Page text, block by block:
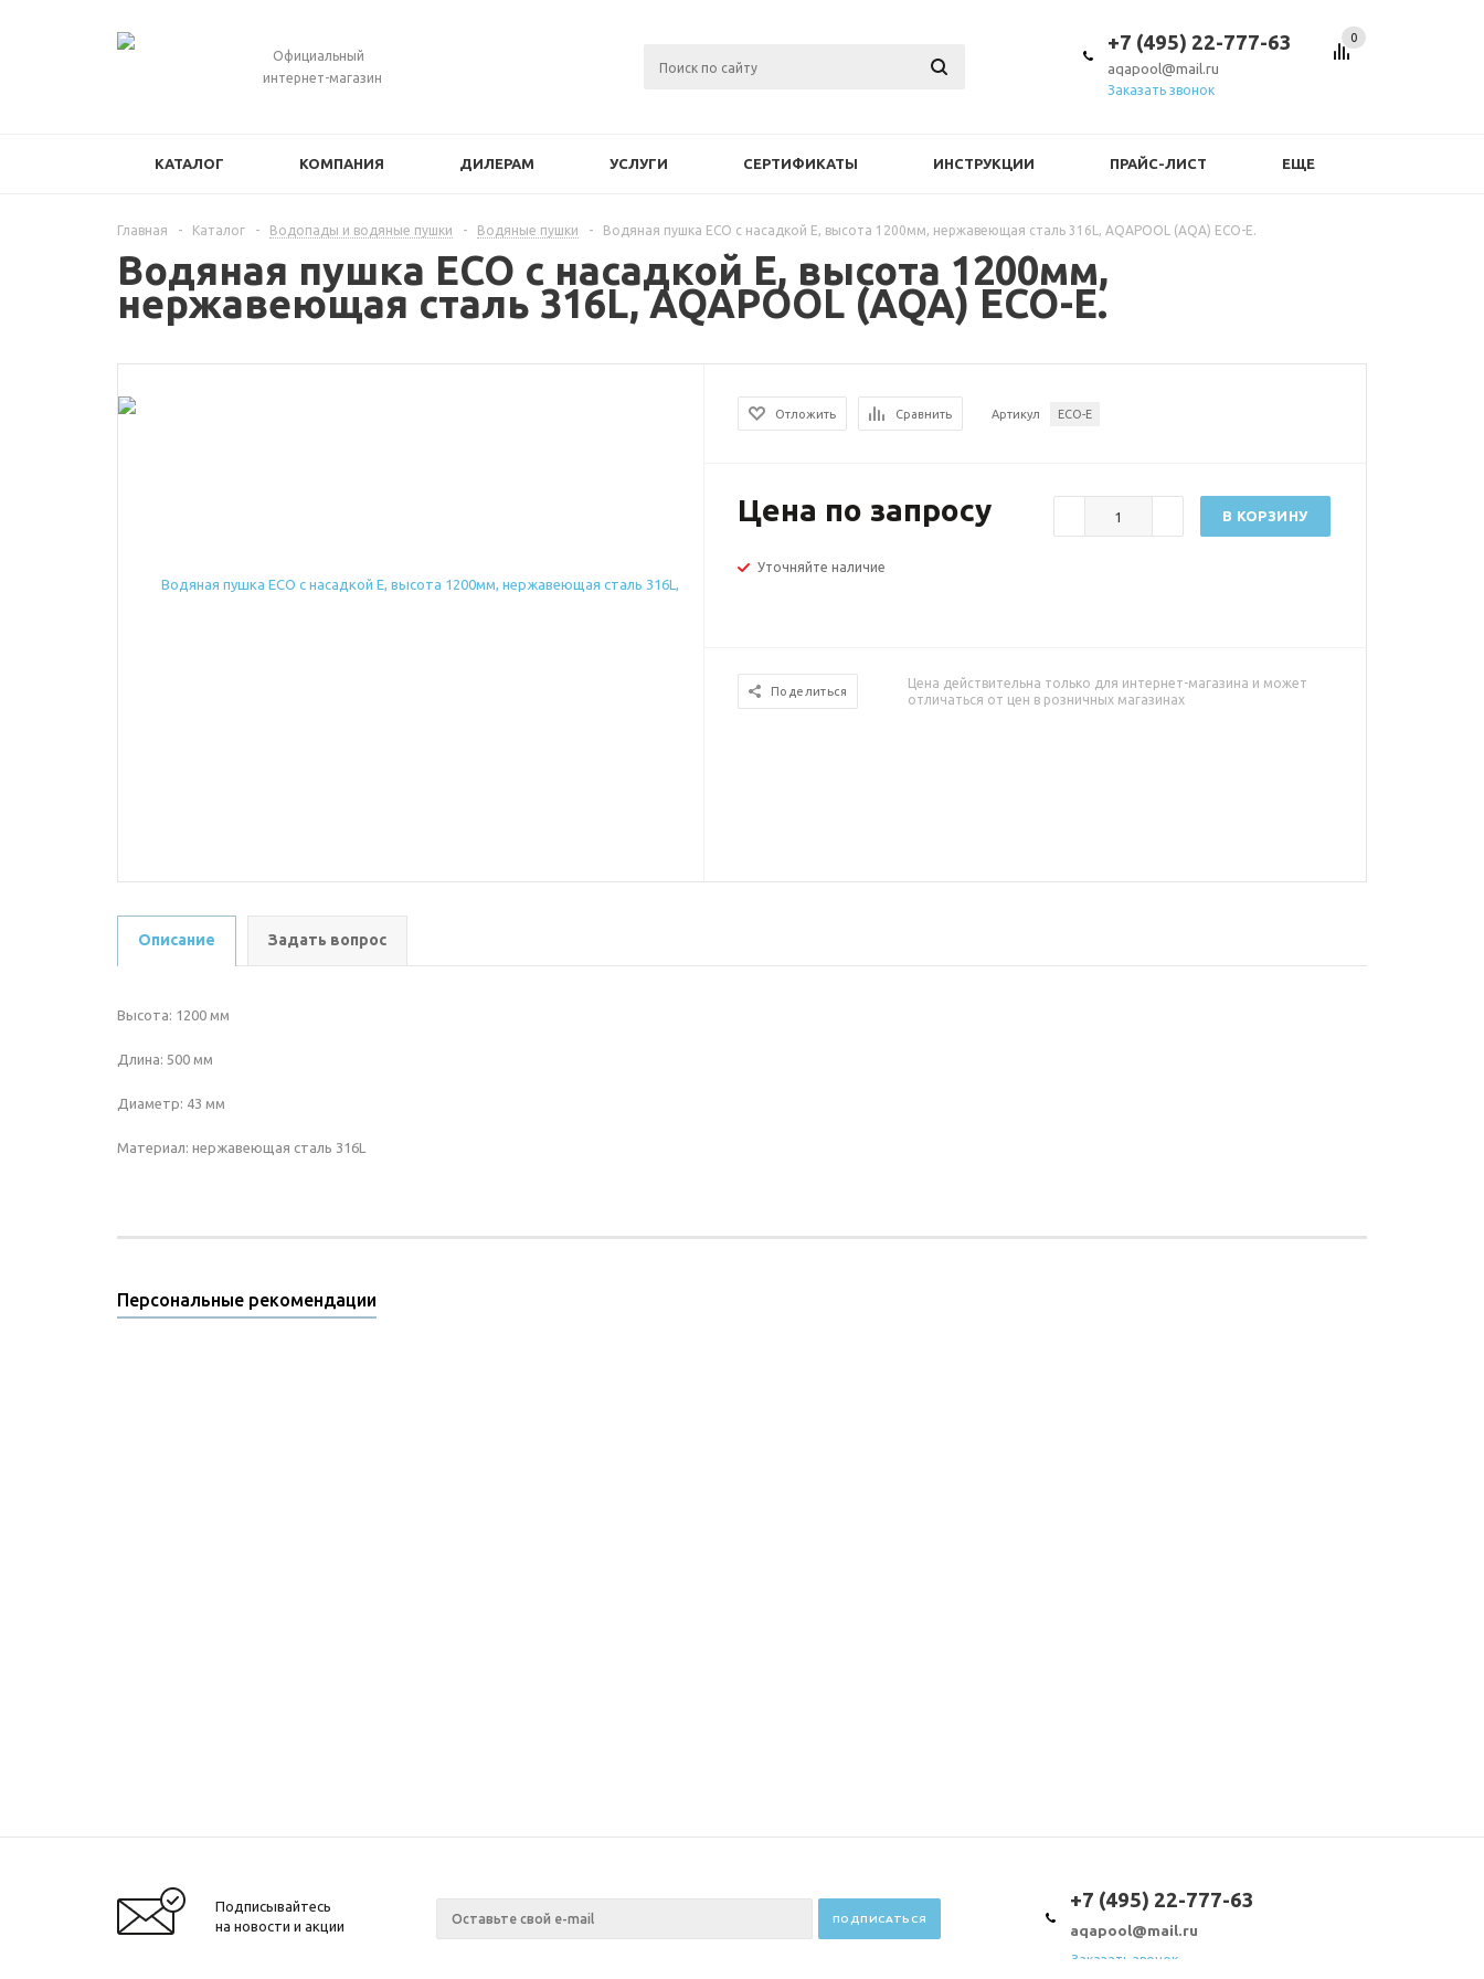
Официальный
интернет-магазин
+7 (495) 22-777-63
aqapool@mail.ru
Заказать звонок
0
КАТАЛОГ КОМПАНИЯ ДИЛЕРАМ УСЛУГИ СЕРТИФИКАТЫ ИНСТРУКЦИИ ПРАЙС-ЛИСТ ЕЩЕ
Главная - Каталог - Водопады и водяные пушки - Водяные пушки - Водяная пушка ECO c насадкой E, высота 1200мм, нержавеющая сталь 316L, AQAPOOL (AQA) ECO-E.
Водяная пушка ECO c насадкой E, высота 1200мм,
нержавеющая сталь 316L, AQAPOOL (AQA) ECO-E.
Отложить Сравнить Артикул ECO-E
Цена по запросу
Уточняйте наличие
В КОРЗИНУ
Поделиться
Цена действительна только для интернет-магазина и может
отличаться от цен в розничных магазинах
Описание Задать вопрос
Высота: 1200 мм
Длина: 500 мм
Диаметр: 43 мм
Материал: нержавеющая сталь 316L
Персональные рекомендации
Подписывайтесь
на новости и акции
+7 (495) 22-777-63
aqapool@mail.ru
Заказать звонок